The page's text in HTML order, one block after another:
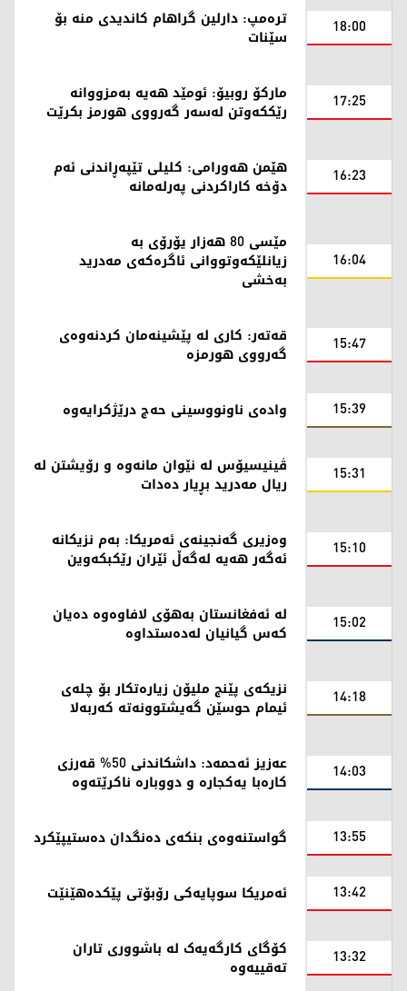
18:00 ترەمپ: دارلین گراهام کاندیدی منە بۆ
سێنات
17:25 مارکۆ روبیۆ: ئومێد هەیە بەمزووانە
رێککەوتن لەسەر گەرووی هورمز بکرێت
16:23 هێمن هەورامی: کلیلی تێپەڕاندنی ئەم
دۆخە کاراکردنی پەرلەمانە
16:04
مێسی 80 هەزار یۆرۆی بە
زیانلێکەوتووانی ئاگرەکەی مەدرید
بەخشی
15:47 قەتەر: کاری لە پێشینەمان کردنەوەی
گەرووی هورمزە
15:39 وادەی ناونووسینی حەج درێژکرایەوە
15:31 ڤینیسیۆس لە نێوان مانەوە و رۆیشتن لە
ریال مەدرید بڕیار دەدات
15:10 وەزیری گەنجینەی ئەمریکا: بەم نزیکانە
ئەگەر هەیە لەگەڵ ئێران رێکبکەوین
15:02 لە ئەفغانستان بەهۆی لافاوەوە دەیان
کەس گیانیان لەدەستداوە
14:18 نزیکەی پێنج ملیۆن زیارەتکار بۆ چلەی
ئیمام حوسێن گەیشتوونەتە کەربەلا
14:03 عەزیز ئەحمەد: داشکاندنی 50% قەرزی
کارەبا یەکجارە و دووبارە ناکرێتەوە
13:55 گواستنەوەی بنکەی دەنگدان دەستیپێکرد
13:42 ئەمریکا سوپایەکی رۆبۆتی پێکدەهێنێت
13:32 کۆگای کارگەیەک لە باشووری تاران
تەقییەوە